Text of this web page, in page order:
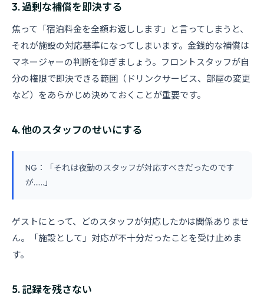
3. 過剰な補償を即決する
焦って「宿泊料金を全額お返しします」と言ってしまうと、
それが施設の対応基準になってしまいます。金銭的な補償は
マネージャーの判断を仰ぎましょう。フロントスタッフが自
分の権限で即決できる範囲（ドリンクサービス、部屋の変更
など）をあらかじめ決めておくことが重要です。
4. 他のスタッフのせいにする
NG：「それは夜勤のスタッフが対応すべきだったのです
が......」
ゲストにとって、どのスタッフが対応したかは関係ありませ
ん。「施設として」対応が不十分だったことを受け止めま
す。
5. 記録を残さない